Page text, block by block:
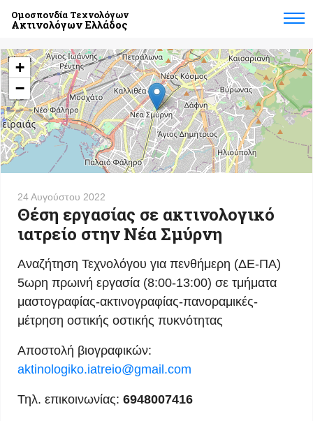
Ομοσπονδία Τεχνολόγων
Ακτινολόγων Ελλάδος
+
−
24 Αυγούστου 2022
Θέση εργασίας σε ακτινολογικό
ιατρείο στην Νέα Σμύρνη
Αναζήτηση Τεχνολόγου για πενθήμερη (ΔΕ-ΠΑ)
5ωρη πρωινή εργασία (8:00-13:00) σε τμήματα
μαστογραφίας-ακτινογραφίας-πανοραμικές-
μέτρηση οστικής οστικής πυκνότητας
Αποστολή βιογραφικών:
aktinologiko.iatreio@gmail.com
Τηλ. επικοινωνίας: 6948007416